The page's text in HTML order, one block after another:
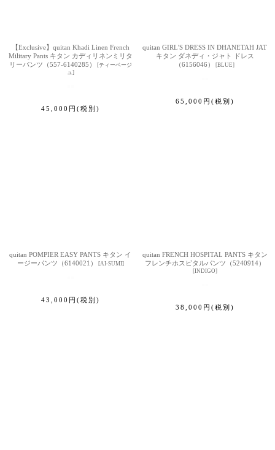
【Exclusive】quitan Khadi Linen French
Military Pants キタン カディリネンミリタ
リーパンツ（557-6140285）
[ティーベージ
ュ]
45,000 円 (税別)
quitan GIRL'S DRESS IN DHANETAH JAT
キタン ダネディ・ジャト ドレス
（6156046）
[BLUE]
65,000 円 (税別)
quitan POMPIER EASY PANTS キタン イ
ージーパンツ（6140021）
[AI-SUMI]
43,000 円 (税別)
quitan FRENCH HOSPITAL PANTS キタン
フレンチホスピタルパンツ（5240914）
[INDIGO]
38,000 円 (税別)